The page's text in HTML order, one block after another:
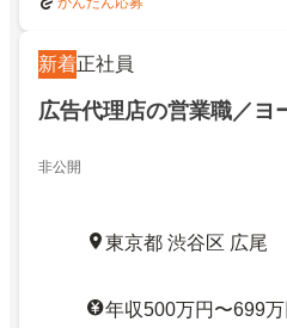
新着正社員
広告代理店の営業職／ヨ
非公開
東京都 渋谷区 広尾
年収500万円〜699万